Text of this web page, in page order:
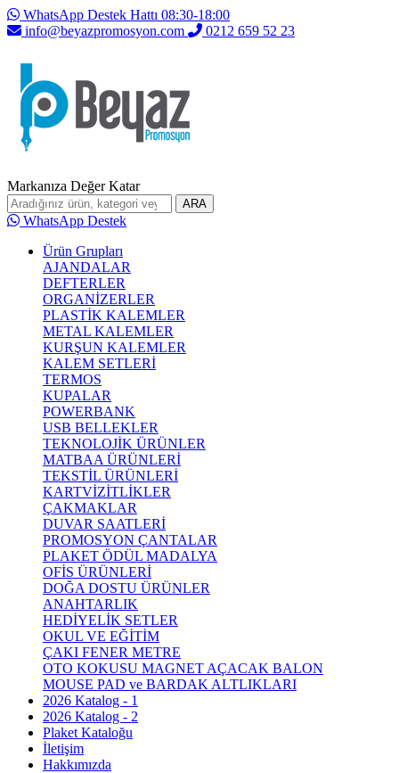
WhatsApp Destek Hattı 08:30-18:00
info@beyazpromosyon.com
0212 659 52 23
Markanıza Değer Katar
ARA
WhatsApp Destek
Ürün Grupları
AJANDALAR
DEFTERLER
ORGANİZERLER
PLASTİK KALEMLER
METAL KALEMLER
KURŞUN KALEMLER
KALEM SETLERİ
TERMOS
KUPALAR
POWERBANK
USB BELLEKLER
TEKNOLOJİK ÜRÜNLER
MATBAA ÜRÜNLERİ
TEKSTİL ÜRÜNLERİ
KARTVİZİTLİKLER
ÇAKMAKLAR
DUVAR SAATLERİ
PROMOSYON ÇANTALAR
PLAKET ÖDÜL MADALYA
OFİS ÜRÜNLERİ
DOĞA DOSTU ÜRÜNLER
ANAHTARLIK
HEDİYELİK SETLER
OKUL VE EĞİTİM
ÇAKI FENER METRE
OTO KOKUSU MAGNET AÇACAK BALON
MOUSE PAD ve BARDAK ALTLIKLARI
2026 Katalog - 1
2026 Katalog - 2
Plaket Kataloğu
İletişim
Hakkımızda